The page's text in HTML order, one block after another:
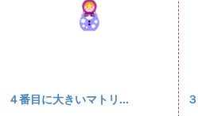
４番目に大きいマトリ...